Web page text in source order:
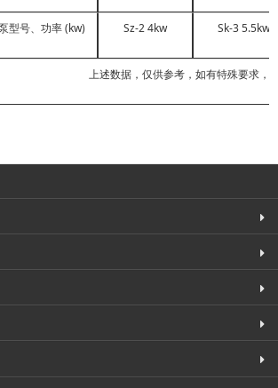
型号、功率 (kw) Sz-2 4kw Sk-3 5.5kw
上述数据，仅供参考，如有特殊要求，